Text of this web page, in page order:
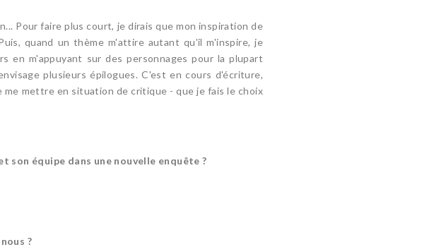
Pour faire plus court, je dirais que mon inspiration de
quand un thème m'attire autant qu'il m'inspire, je
en m'appuyant sur des personnages pour la plupart
plusieurs épilogues. C'est en cours d'écriture,
mettre en situation de critique - que je fais le choix
son équipe dans une nouvelle enquête ?
?